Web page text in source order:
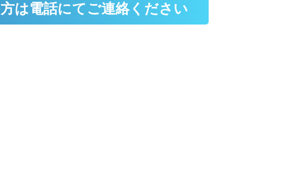
は電話にてご連絡ください